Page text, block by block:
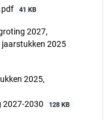
41 KB
2027,
2025
2025,
2027-2030
128 KB